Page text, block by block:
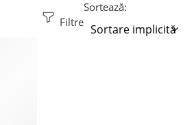
Filtre
Sortează: